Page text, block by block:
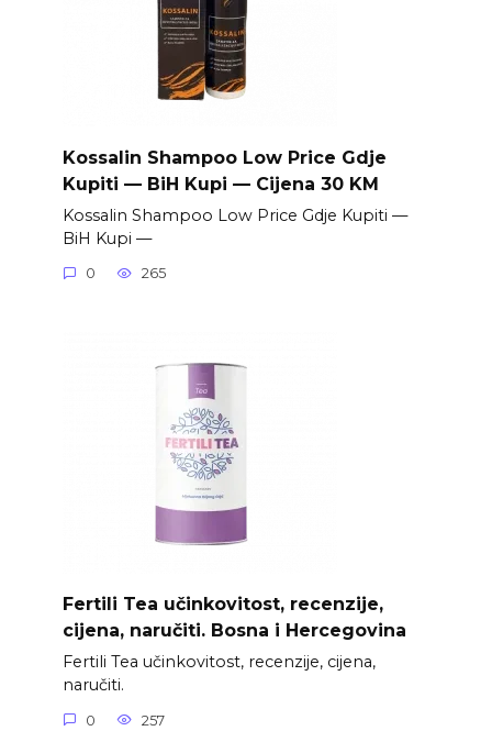
Kossalin Shampoo Low Price Gdje
Kupiti — BiH Kupi — Cijena 30 KM
Kossalin Shampoo Low Price Gdje Kupiti —
BiH Kupi —
0 265
Fertili Tea učinkovitost, recenzije,
cijena, naručiti. Bosna i Hercegovina
Fertili Tea učinkovitost, recenzije, cijena,
naručiti.
0 257